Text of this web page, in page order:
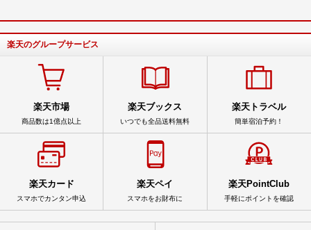
楽天のグループサービス
楽天市場
商品数は1億点以上
楽天ブックス
いつでも全品送料無料
楽天トラベル
簡単宿泊予約！
楽天カード
スマホでカンタン申込
楽天ペイ
スマホをお財布に
楽天PointClub
手軽にポイントを確認